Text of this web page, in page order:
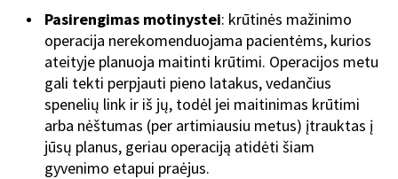
Pasirengimas motinystei: krūtinės mažinimo
operacija nerekomenduojama pacientėms, kurios
ateityje planuoja maitinti krūtimi. Operacijos metu
gali tekti perpjauti pieno latakus, vedančius
spenelių link ir iš jų, todėl jei maitinimas krūtimi
arba nėštumas (per artimiausiu metus) įtrauktas į
jūsų planus, geriau operaciją atidėti šiam
gyvenimo etapui praėjus.